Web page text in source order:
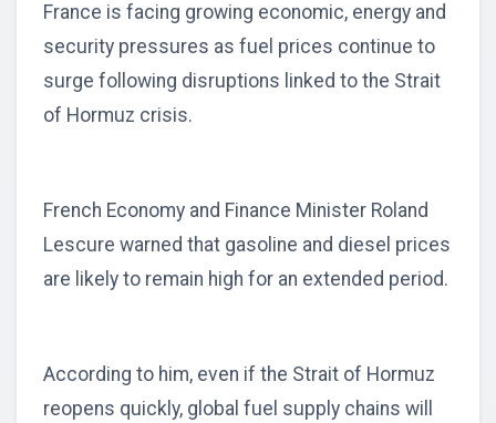
France is facing growing economic, energy and
security pressures as fuel prices continue to
surge following disruptions linked to the Strait
of Hormuz crisis.
French Economy and Finance Minister Roland
Lescure warned that gasoline and diesel prices
are likely to remain high for an extended period.
According to him, even if the Strait of Hormuz
reopens quickly, global fuel supply chains will